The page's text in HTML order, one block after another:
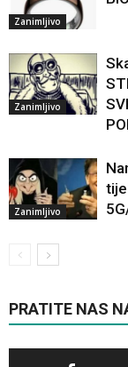
Zanimljivo
Zanimljivo
Zanimljivo
PRATITE NAS